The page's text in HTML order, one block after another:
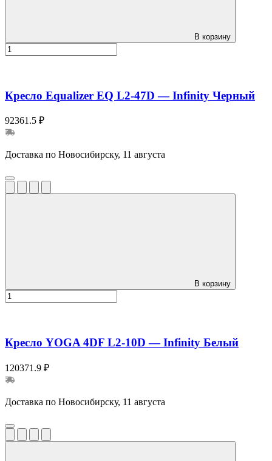
В корзину
Кресло Equalizer EQ L2-47D — Infinity Черный
92361.5 ₽
Доставка по Новосибирску, 11 августа
В корзину
Кресло YOGA 4DF L2-10D — Infinity Белый
120371.9 ₽
Доставка по Новосибирску, 11 августа